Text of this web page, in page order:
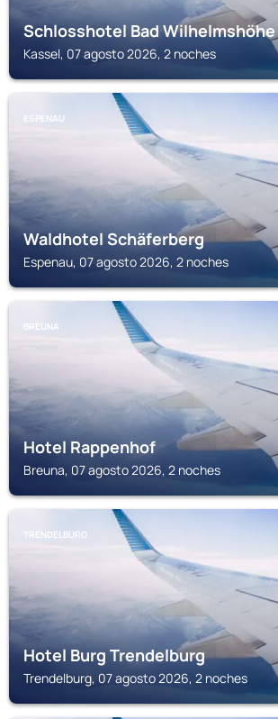
Schlosshotel Bad Wilhelmshöhe
Kassel, 07 agosto 2026, 2 noches
ESPENAU
Waldhotel Schäferberg
Espenau, 07 agosto 2026, 2 noches
BREUNA
Hotel Rappenhof
Breuna, 07 agosto 2026, 2 noches
TRENDELBURG
Hotel Burg Trendelburg
Trendelburg, 07 agosto 2026, 2 noches